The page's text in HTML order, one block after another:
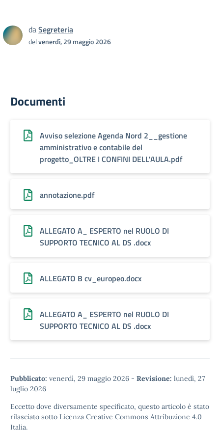
daSegreteria
delvenerdì, 29 maggio 2026
Documenti
Avviso selezione Agenda Nord 2__gestione
amministrativo e contabile del
progetto_OLTRE I CONFINI DELL'AULA.pdf
annotazione.pdf
ALLEGATO A_ ESPERTO nel RUOLO DI
SUPPORTO TECNICO AL DS .docx
ALLEGATO B cv_europeo.docx
ALLEGATO A_ ESPERTO nel RUOLO DI
SUPPORTO TECNICO AL DS .docx
Pubblicato: venerdì, 29 maggio 2026 - Revisione: lunedì, 27
luglio 2026
Eccetto dove diversamente specificato, questo articolo è stato
rilasciato sotto Licenza Creative Commons Attribuzione 4.0
Italia.